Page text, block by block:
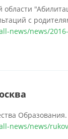
области
с
news/news/
news/news/